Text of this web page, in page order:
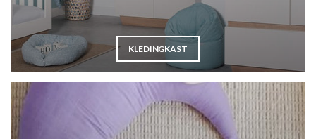
KLEDINGKAST